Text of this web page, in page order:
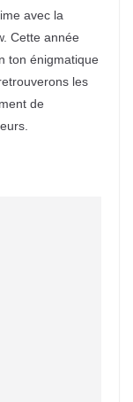
avec la
Cette année
ton énigmatique
les
de